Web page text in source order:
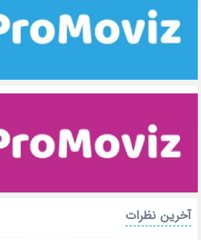
آخرین نظرات